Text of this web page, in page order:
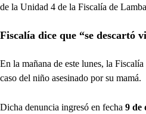
de la Unidad 4 de la Fiscalía de
Fiscalía dice que “se descartó
En la mañana de este lunes, la
caso del niño asesinado por su mamá.
Dicha denuncia ingresó en fecha 9 de